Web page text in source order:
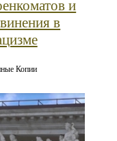
и
в
Копии